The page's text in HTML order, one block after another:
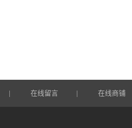
在线留言 在线商铺